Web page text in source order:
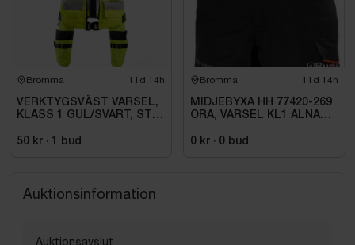
Bromma 11d 14h
VERKTYGSVÄST VARSEL,
KLASS 1 GUL/SVART, STL
50 kr · 1 bud
Bromma 11d 14h
MIDJEBYXA HH 77420-269
ORA, VARSEL KL1 ALNA
0 kr · 0 bud
Auktionsinformation
Auktionsavslut